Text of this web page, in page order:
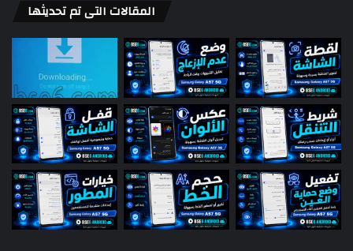
المقالات التى تم تحديثها